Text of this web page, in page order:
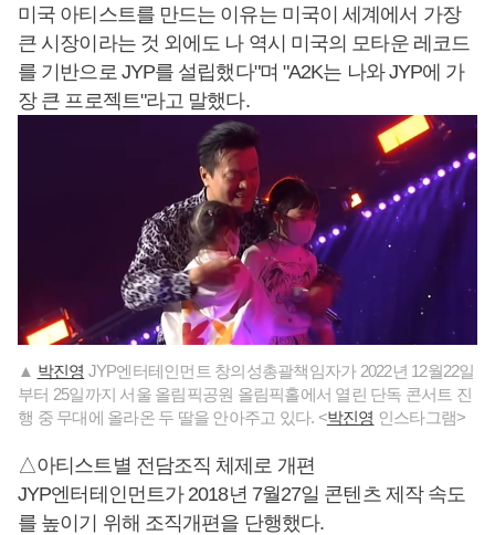
미국 아티스트를 만드는 이유는 미국이 세계에서 가장
큰 시장이라는 것 외에도 나 역시 미국의 모타운 레코드
를 기반으로 JYP를 설립했다"며 "A2K는 나와 JYP에 가
장 큰 프로젝트"라고 말했다.
▲ 박진영 JYP엔터테인먼트 창의성총괄책임자가 2022년 12월22일
부터 25일까지 서울 올림픽공원 올림픽홀에서 열린 단독 콘서트 진
행 중 무대에 올라온 두 딸을 안아주고 있다. <박진영 인스타그램>
△아티스트별 전담조직 체제로 개편
JYP엔터테인먼트가 2018년 7월27일 콘텐츠 제작 속도
를 높이기 위해 조직개편을 단행했다.